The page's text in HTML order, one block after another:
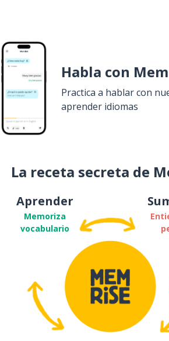
Habla con
Practica a hablar con
aprender idiomas
La receta secreta de
Aprender
Memoriza
vocabulario